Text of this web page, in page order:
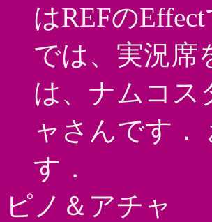
はREFの
では、実況席
は、ナムコス
ャさんです
す．
ピノ＆アチャ